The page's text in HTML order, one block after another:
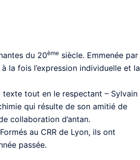
du 20ème siècle. Emmenée par
la fois l’expression individuelle et la
tout en le respectant – Sylvain
qui résulte de son amitié de
collaboration d’antan.
au CRR de Lyon, ils ont
passée.